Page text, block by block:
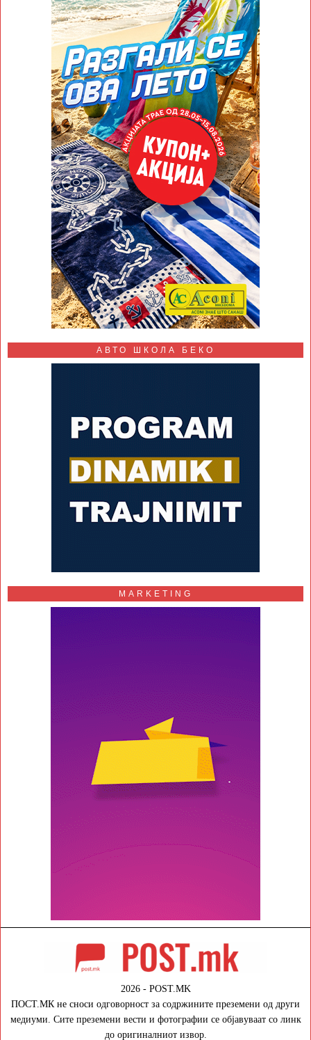
АВТО ШКОЛА БЕКО
MARKETING
2026 - POST.MK
ПОСТ.МК не сноси одговорност за содржините преземени од други
медиуми. Сите преземени вести и фотографии се објавуваат со линк
до оригиналниот извор.